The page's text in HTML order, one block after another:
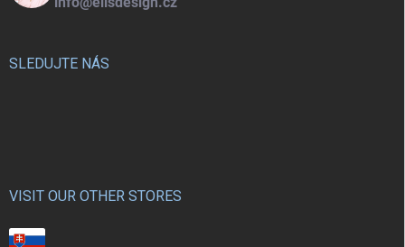
SLEDUJTE NÁS
VISIT OUR OTHER STORES